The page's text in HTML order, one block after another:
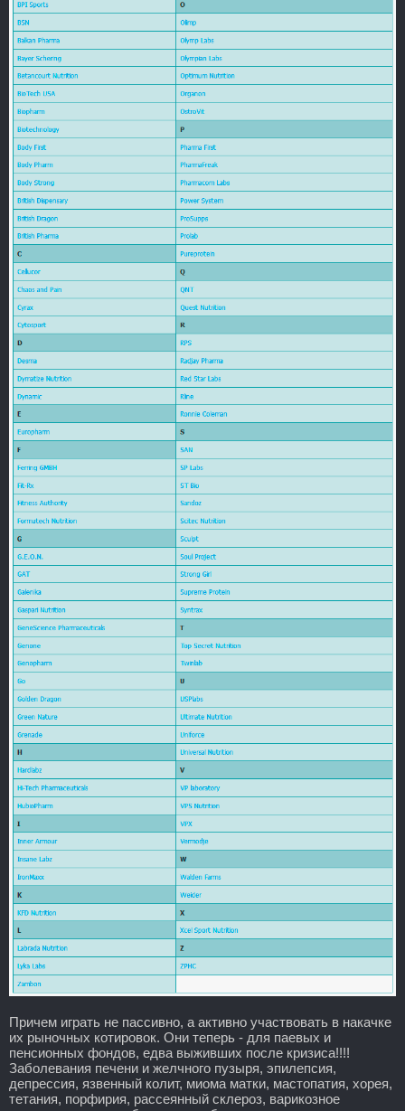
Причем играть не пассивно, а активно участвовать в накачке
их рыночных котировок. Они теперь - для паевых и
пенсионных фондов, едва выживших после кризиса!!!!
Заболевания печени и желчного пузыря, эпилепсия,
депрессия, язвенный колит, миома матки, мастопатия, хорея,
тетания, порфирия, рассеянный склероз, варикозное